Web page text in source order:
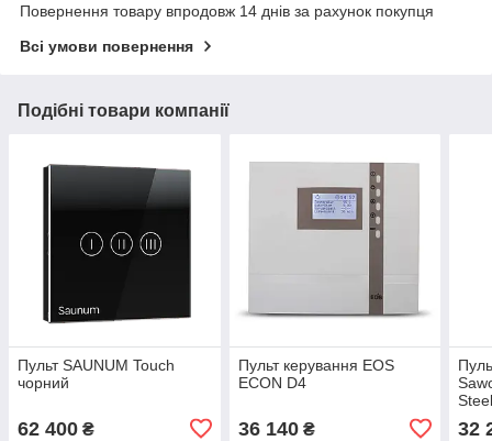
Повернення товару впродовж 14 днів за рахунок покупця
Всі умови повернення
Подібні товари компанії
Пульт SAUNUM Touch
чорний
62 400 ₴
Пульт керування EOS
ECON D4
36 140₴ 32